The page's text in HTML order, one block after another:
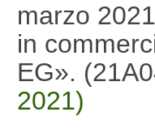
marzo
in
EG».
2021)